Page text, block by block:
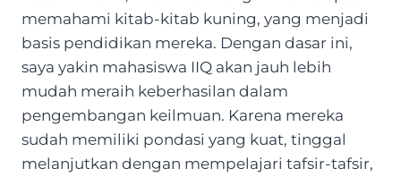
memahami kitab-kitab kuning, yang menjadi
basis pendidikan mereka. Dengan dasar ini,
saya yakin mahasiswa IIQ akan jauh lebih
mudah meraih keberhasilan dalam
pengembangan keilmuan. Karena mereka
sudah memiliki pondasi yang kuat, tinggal
melanjutkan dengan mempelajari tafsir-tafsir,